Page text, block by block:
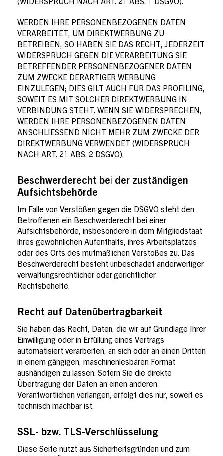
(WIDERSPRUCH NACH ART. 21 ABS. 1 DSGVO).
WERDEN IHRE PERSONENBEZOGENEN DATEN
VERARBEITET, UM DIREKTWERBUNG ZU
BETREIBEN, SO HABEN SIE DAS RECHT, JEDERZEIT
WIDERSPRUCH GEGEN DIE VERARBEITUNG SIE
BETREFFENDER PERSONENBEZOGENER DATEN
ZUM ZWECKE DERARTIGER WERBUNG
EINZULEGEN; DIES GILT AUCH FÜR DAS PROFILING,
SOWEIT ES MIT SOLCHER DIREKTWERBUNG IN
VERBINDUNG STEHT. WENN SIE WIDERSPRECHEN,
WERDEN IHRE PERSONENBEZOGENEN DATEN
ANSCHLIESSEND NICHT MEHR ZUM ZWECKE DER
DIREKTWERBUNG VERWENDET (WIDERSPRUCH
NACH ART. 21 ABS. 2 DSGVO).
Beschwerderecht bei der zuständigen
Aufsichtsbehörde
Im Falle von Verstößen gegen die DSGVO steht den
Betroffenen ein Beschwerderecht bei einer
Aufsichtsbehörde, insbesondere in dem Mitgliedstaat
ihres gewöhnlichen Aufenthalts, ihres Arbeitsplatzes
oder des Orts des mutmaßlichen Verstoßes zu. Das
Beschwerderecht besteht unbeschadet anderweitiger
verwaltungsrechtlicher oder gerichtlicher
Rechtsbehelfe.
Recht auf Datenübertragbarkeit
Sie haben das Recht, Daten, die wir auf Grundlage Ihrer
Einwilligung oder in Erfüllung eines Vertrags
automatisiert verarbeiten, an sich oder an einen Dritten
in einem gängigen, maschinenlesbaren Format
aushändigen zu lassen. Sofern Sie die direkte
Übertragung der Daten an einen anderen
Verantwortlichen verlangen, erfolgt dies nur, soweit es
technisch machbar ist.
SSL- bzw. TLS-Verschlüsselung
Diese Seite nutzt aus Sicherheitsgründen und zum